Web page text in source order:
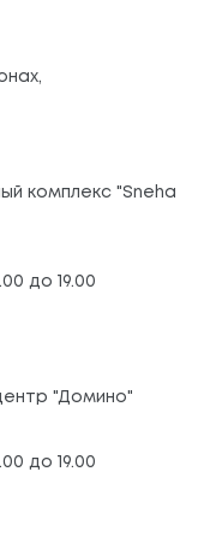
комплекс "Sneha
до 19.00
"Домино"
до 19.00